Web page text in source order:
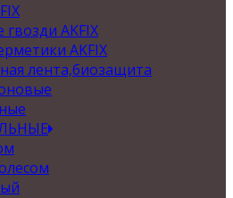
AKFIX
AKFIX
лента,биозащита